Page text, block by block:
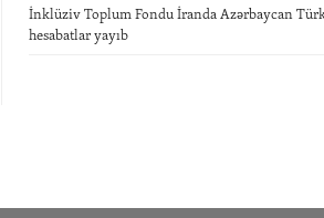
İnklüziv Toplum Fondu İranda Azərbaycan
hesabatlar yayıb